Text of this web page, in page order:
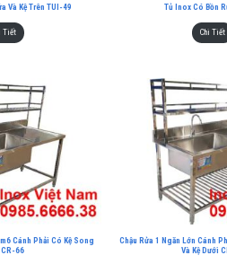
Và Kệ Trên TUI-49
Tiết
Tủ Inox Có Bồn
Chi Tiết
Cánh Phải Có Kệ Song
66
Chậu Rửa 1 Ngăn Lớn Cánh
Và Kệ Dưới